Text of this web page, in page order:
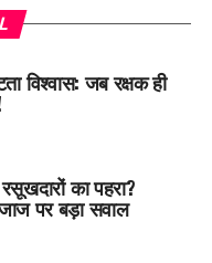
विश्वास: जब रक्षक ही
का पहरा?
पर बड़ा सवाल